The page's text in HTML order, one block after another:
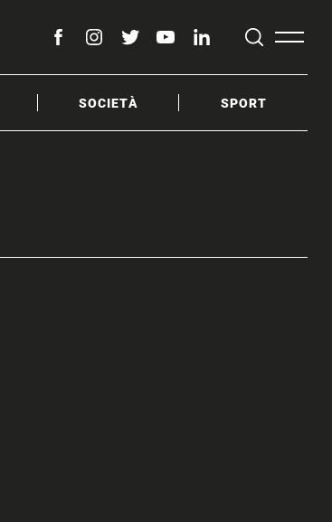
facebookinstagram
twitteryoutubelinkedin
SOCIETÀ SPORT